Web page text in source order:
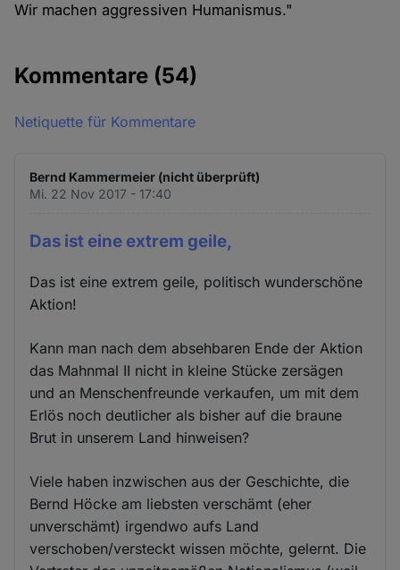
Wir machen aggressiven Humanismus."
Kommentare (54)
Netiquette für Kommentare
Bernd Kammermeier (nicht überprüft)
Mi. 22 Nov 2017 - 17:40
Das ist eine extrem geile,
Das ist eine extrem geile, politisch wunderschöne
Aktion!
Kann man nach dem absehbaren Ende der Aktion
das Mahnmal II nicht in kleine Stücke zersägen
und an Menschenfreunde verkaufen, um mit dem
Erlös noch deutlicher als bisher auf die braune
Brut in unserem Land hinweisen?
Viele haben inzwischen aus der Geschichte, die
Bernd Höcke am liebsten verschämt (eher
unverschämt) irgendwo aufs Land
verschoben/versteckt wissen möchte, gelernt. Die